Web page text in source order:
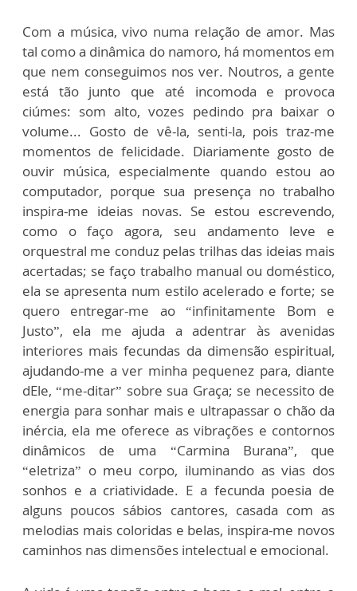
Com a música, vivo numa relação de amor. Mas
tal como a dinâmica do namoro, há momentos em
que nem conseguimos nos ver. Noutros, a gente
está tão junto que até incomoda e provoca
ciúmes: som alto, vozes pedindo pra baixar o
volume... Gosto de vê-la, senti-la, pois traz-me
momentos de felicidade. Diariamente gosto de
ouvir música, especialmente quando estou ao
computador, porque sua presença no trabalho
inspira-me ideias novas. Se estou escrevendo,
como o faço agora, seu andamento leve e
orquestral me conduz pelas trilhas das ideias mais
acertadas; se faço trabalho manual ou doméstico,
ela se apresenta num estilo acelerado e forte; se
quero entregar-me ao “infinitamente Bom e
Justo”, ela me ajuda a adentrar às avenidas
interiores mais fecundas da dimensão espiritual,
ajudando-me a ver minha pequenez para, diante
dEle, “me-ditar” sobre sua Graça; se necessito de
energia para sonhar mais e ultrapassar o chão da
inércia, ela me oferece as vibrações e contornos
dinâmicos de uma “Carmina Burana”, que
“eletriza” o meu corpo, iluminando as vias dos
sonhos e a criatividade. E a fecunda poesia de
alguns poucos sábios cantores, casada com as
melodias mais coloridas e belas, inspira-me novos
caminhos nas dimensões intelectual e emocional.